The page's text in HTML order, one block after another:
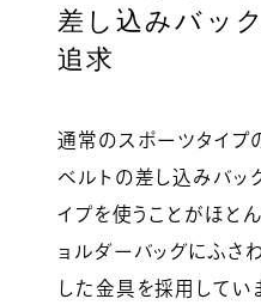
差し込みバッ
追求
通常のスポーツタイプ
ベルトの差し込みバッ
イプを使うことがほと
ョルダーバッグにふさ
した金具を採用してい